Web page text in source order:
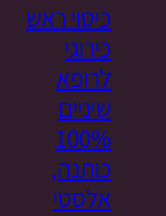
כיסוי ראש
כירוגי
לרופא
שיניים
100%
כותנה,
אלסטי